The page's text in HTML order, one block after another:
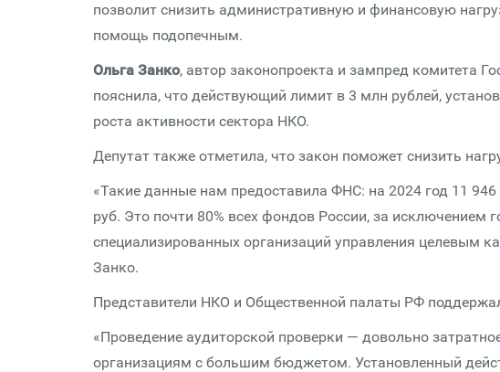
позволит снизить административную и финансовую
помощь подопечным.
Ольга Занко, автор законопроекта и зампред комитета
пояснила, что действующий лимит в 3 млн рублей,
роста активности сектора НКО.
Депутат также отметила, что закон поможет снизить
«Такие данные нам предоставила ФНС: на 2024 год 11
руб. Это почти 80% всех фондов России, за
специализированных организаций управления целевым
Занко.
Представители НКО и Общественной палаты РФ
«Проведение аудиторской проверки — довольно
организациям с большим бюджетом. Установленный